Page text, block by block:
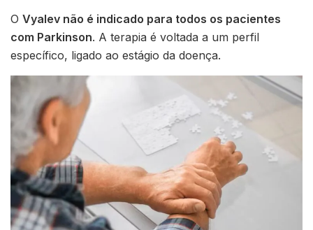
O Vyalev não é indicado para todos os pacientes
com Parkinson. A terapia é voltada a um perfil
específico, ligado ao estágio da doença.